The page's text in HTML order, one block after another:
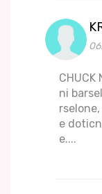
ni
e
e....